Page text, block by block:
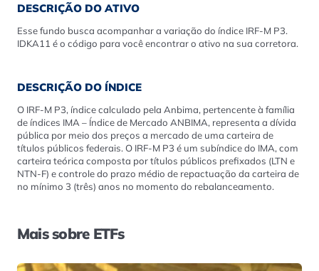
DESCRIÇÃO DO ATIVO
Esse fundo busca acompanhar a variação do índice IRF-M P3.
IDKA11 é o código para você encontrar o ativo na sua corretora.
DESCRIÇÃO DO ÍNDICE
O IRF-M P3, índice calculado pela Anbima, pertencente à família
de índices IMA – Índice de Mercado ANBIMA, representa a dívida
pública por meio dos preços a mercado de uma carteira de
títulos públicos federais. O IRF-M P3 é um subíndice do IMA, com
carteira teórica composta por títulos públicos prefixados (LTN e
NTN-F) e controle do prazo médio de repactuação da carteira de
no mínimo 3 (três) anos no momento do rebalanceamento.
Mais sobre ETFs